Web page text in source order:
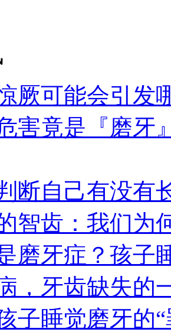
厥可能会引发
害竟是『磨牙
断自己有没有
智齿：我们为
磨牙症？孩子
，牙齿缺失的
子睡觉磨牙的